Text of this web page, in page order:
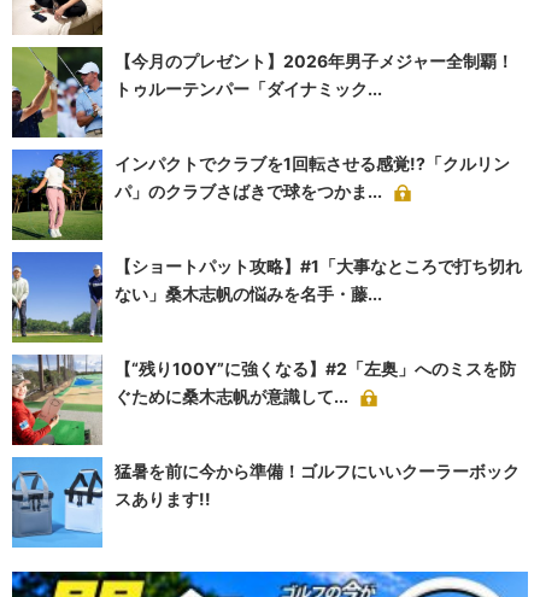
【今月のプレゼント】2026年男子メジャー全制覇！
トゥルーテンパー「ダイナミック...
インパクトでクラブを1回転させる感覚!?「クルリン
パ」のクラブさばきで球をつかま...
【ショートパット攻略】#1「大事なところで打ち切れ
ない」桑木志帆の悩みを名手・藤...
【“残り100Y”に強くなる】#2「左奥」へのミスを防
ぐために桑木志帆が意識して...
猛暑を前に今から準備！ゴルフにいいクーラーボック
スあります!!